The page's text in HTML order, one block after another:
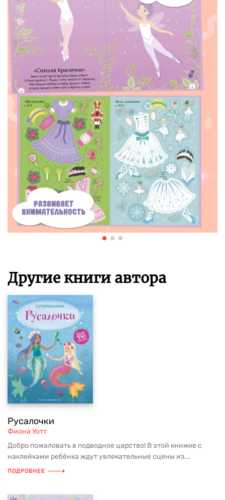
Другие книги автора
Русалочки
Фиона Уотт
Добро пожаловать в подводное царство! В этой книжке с
наклейками ребёнка ждут увлекательные сцены из...
ПОДРОБНЕЕ